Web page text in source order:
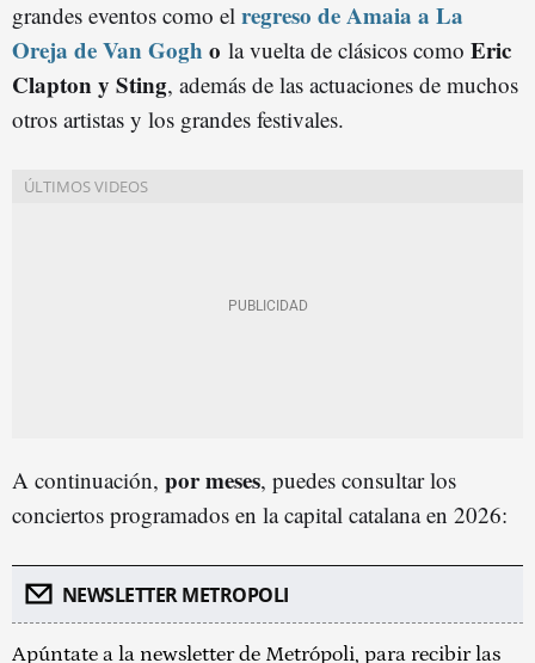
grandes eventos como el regreso de Amaia a La
Oreja de Van Gogh o la vuelta de clásicos como Eric
Clapton y Sting, además de las actuaciones de muchos
otros artistas y los grandes festivales.
A continuación, por meses, puedes consultar los
conciertos programados en la capital catalana en 2026:
NEWSLETTER METROPOLI
Apúntate a la newsletter de Metrópoli, para recibir las